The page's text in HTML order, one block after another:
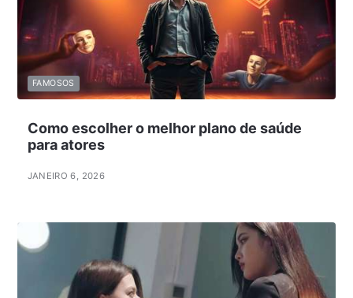
Como escolher o melhor plano de saúde
para atores
JANEIRO 6, 2026
FAMOSOS